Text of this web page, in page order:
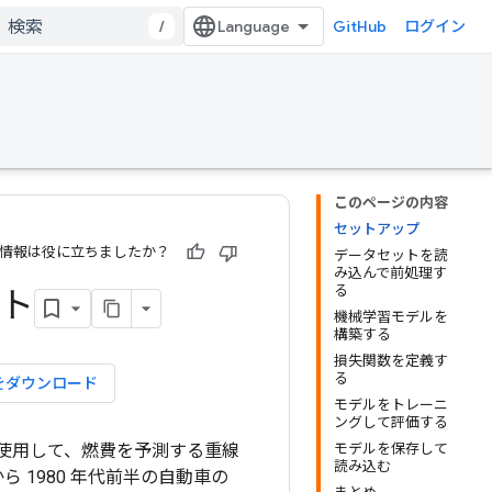
/ GitHub ログイン
このページの内容
セットアップ
データセットを読
み込んで前処理す
る
機械学習モデルを
構築する
損失関数を定義す
る
モデルをトレーニ
ングして評価する
モデルを保存して
読み込む
報は役に立ちましたか？
ウンロード
用して、燃費を予測する重線
1980 年代前半の自動車の